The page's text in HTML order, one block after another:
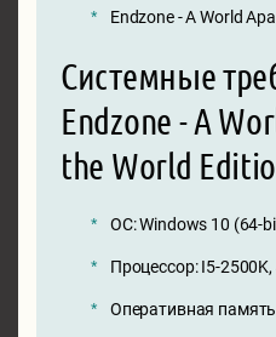
Endzone - A World
Системные
Endzone - A
the World
ОС: Windows 10 (64-
Процессор: I5-
Оперативная